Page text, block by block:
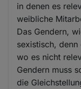
in denen es
weibliche
Das Gendern,
sexistisch, denn
wo es nicht
Gendern muss
die